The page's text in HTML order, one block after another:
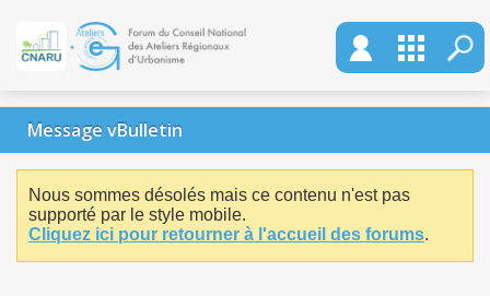
Message vBulletin
Nous sommes désolés mais ce contenu n'est pas
supporté par le style mobile.
Cliquez ici pour retourner à l'accueil des forums.